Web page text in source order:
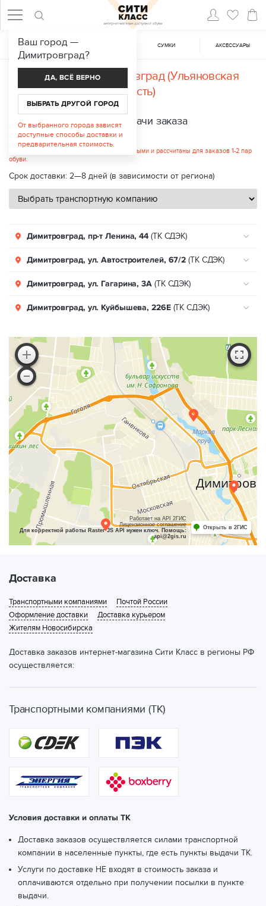
ЖЕНСКАЯ ОБУВЬ CУМКИ АКСЕССУАРЫ
Доставка вДимитровград (Ульяновская
область)
Пункты выдачи заказа
Стоимость услуги: от 300 руб.
Указанные цены являются ориентировочными и рассчитаны для заказов 1-2 пар
обуви.
Срок доставки: 2—8 дней (в зависимости от региона)
Димитровград, пр-т Ленина, 44 (ТК СДЭК)
Димитровград, ул. Автостроителей, 67/2 (ТК СДЭК)
Димитровград, ул. Гагарина, 3А (ТК СДЭК)
Димитровград, ул. Куйбышева, 226Е(ТК СДЭК)
Работает на API 2ГИС
Лицензионное соглашение
Для корректной работы Raster JS API нужен ключ. Помощь:
api@2gis.ru
Открыть в 2ГИС
Доставка
Транспортными компаниями
Почтой России
Оформление доставки
Доставка курьером
Жителям Новосибирска
Доставка заказов интернет-магазина Сити Класс в регионы РФ
осуществляется:
Транспортными компаниями (ТК)
Условия доставки и оплаты ТК
Доставка заказов осуществляется силами транспортной
компании в населенные пункты, где есть пункты выдачи ТК.
Услуги по доставке НЕ входят в стоимость заказа и
оплачиваются отдельно при получении посылки в пункте
выдачи.
Ваш город —
Димитровград?
ДА, ВСЁ ВЕРНО
ВЫБРАТЬ ДРУГОЙ ГОРОД
От выбранного города зависят
доступные способы доставки и
предварительная стоимость.